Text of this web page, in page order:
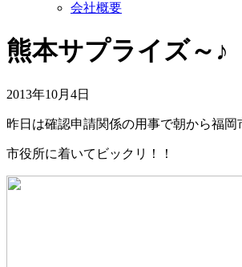
会社概要
熊本サプライズ～♪
2013年10月4日
昨日は確認申請関係の用事で朝から福岡
市役所に着いてビックリ！！